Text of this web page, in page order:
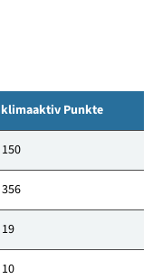
klimaaktiv Punkte
150
356
19
10